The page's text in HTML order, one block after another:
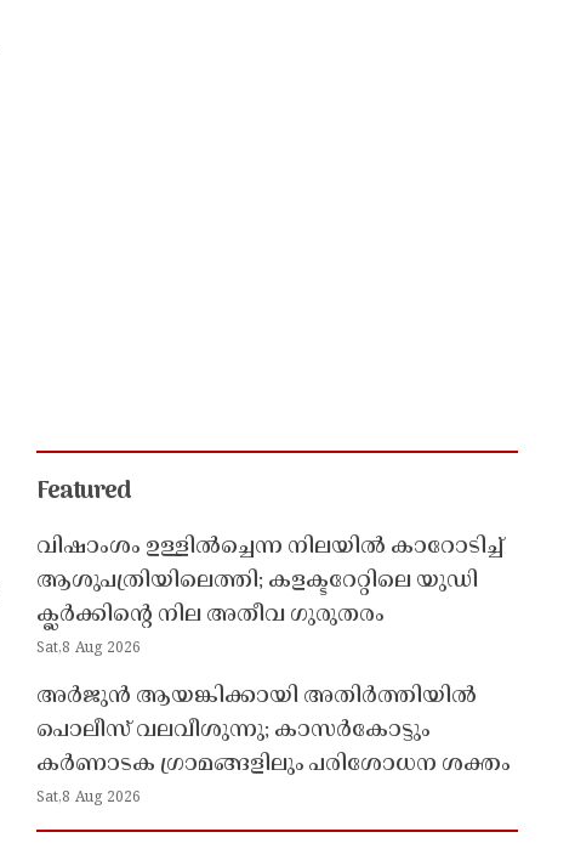
Featured
വിഷാംശം ഉള്ളിൽച്ചെന്ന നിലയിൽ കാറോടിച്ച്
ആശുപത്രിയിലെത്തി; കളക്ടറേറ്റിലെ യുഡി
ക്ലർക്കിൻ്റെ നില അതീവ ഗുരുതരം
Sat,8 Aug 2026
അർജുൻ ആയങ്കിക്കായി അതിർത്തിയിൽ
പൊലീസ് വലവീശുന്നു; കാസർകോട്ടും
കർണാടക ഗ്രാമങ്ങളിലും പരിശോധന ശക്തം
Sat,8 Aug 2026